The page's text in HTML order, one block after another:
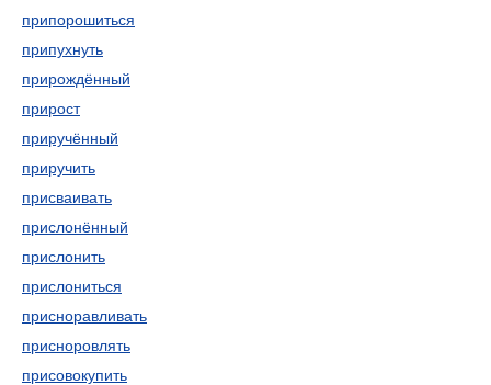
припорошиться
припухнуть
прирождённый
прирост
приручённый
приручить
присваивать
прислонённый
прислонить
прислониться
присноравливать
присноровлять
присовокупить